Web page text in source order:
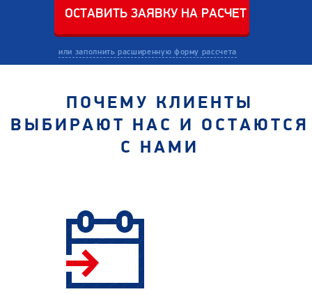
или заполнить расширенную форму рассчета
ПОЧЕМУ КЛИЕНТЫ
ВЫБИРАЮТ НАС И ОСТАЮТСЯ
С НАМИ